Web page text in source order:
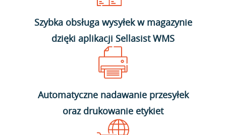
Szybka obsługa wysyłek w magazynie
dzięki aplikacji Sellasist WMS
Automatyczne nadawanie przesyłek
oraz drukowanie etykiet